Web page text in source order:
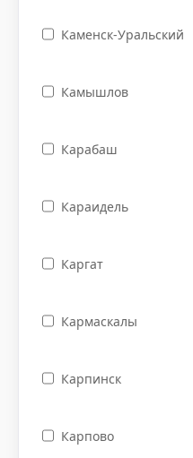
Каменск-Уральский
Камышлов
Карабаш
Караидель
Каргат
Кармаскалы
Карпинск
Карпово